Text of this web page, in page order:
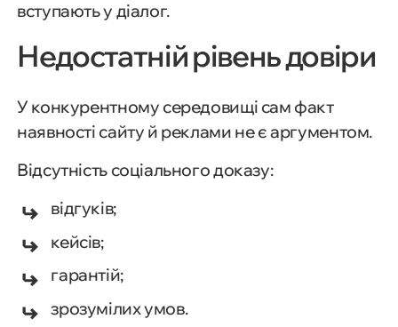
вступають у діалог.
Недостатній рівень довіри
У конкурентному середовищі сам факт
наявності сайту й реклами не є аргументом.
Відсутність соціального доказу:
відгуків;
кейсів;
гарантій;
зрозумілих умов.